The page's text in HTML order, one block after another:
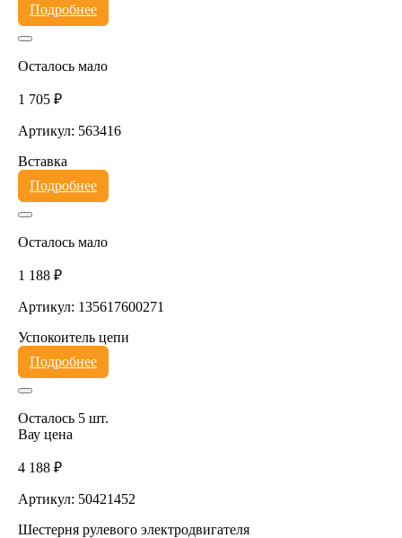
Подробнее
Осталось мало
1 705 ₽
Артикул: 563416
Вставка
Подробнее
Осталось мало
1 188 ₽
Артикул: 135617600271
Успокоитель цепи
Подробнее
Осталось 5 шт.
Вау цена
4 188 ₽
Артикул: 50421452
Шестерня рулевого электродвигателя